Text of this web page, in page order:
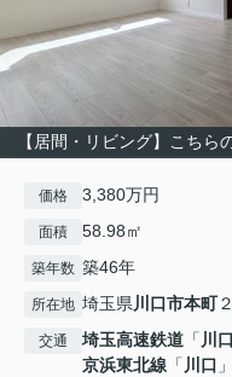
【居間・リビング】こち
価格 3,380万円
面積 58.98㎡
築年数 築46年
所在地 埼玉県川口市本町
交通 埼玉高速鉄道 「 川
京浜東北線 「 川口